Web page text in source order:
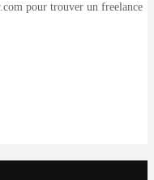
pour trouver un freelance